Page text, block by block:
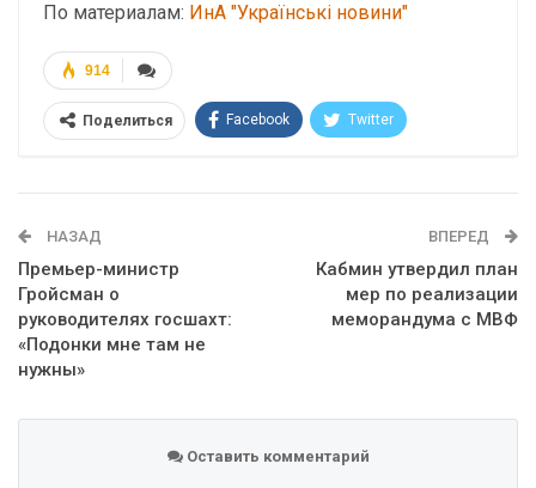
По материалам: ИнА "Українські новини"
914
Поделиться Facebook Twitter
НАЗАД
Премьер-министр
Гройсман о
руководителях госшахт:
«Подонки мне там не
нужны»
ВПЕРЕД
Кабмин утвердил план
мер по реализации
меморандума с МВФ
Оставить комментарий